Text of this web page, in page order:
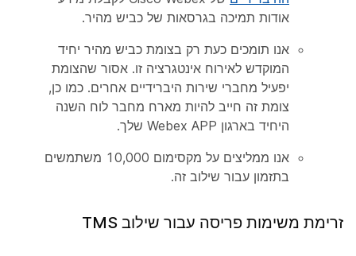
אודות תמיכה בגרסאות של כביש מהיר.
אנו תומכים כעת רק בצומת כביש מהיר יחיד
המוקדש לאירוח אינטגרציה זו. אסור שהצומת
יפעיל מחברי שירות היברידיים אחרים. כמו כן,
צומת זה חייב להיות מארח מחבר לוח השנה
היחיד בארגון Webex APP שלך.
אנו ממליצים על מקסימום 10,000 משתמשים
בתזמון עבור שילוב זה.
זרימת משימות פריסה עבור שילוב TMS